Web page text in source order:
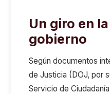
Un giro en
gobierno
Según documentos
de Justicia (DOJ, por
Servicio de